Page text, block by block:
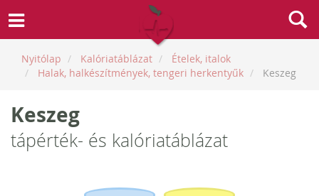
Nyitólap Kalóriatáblázat
Ételek, italok
Halak, halkészítmények, tengeri herkentyűk
Keszeg
Keszeg
tápérték- és kalóriatáblázat